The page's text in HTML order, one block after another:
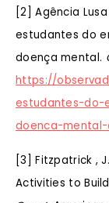
[2] Agência
estudantes do
doença mental.
https://
estudantes-do-
doenca-
[3] Fitzpatrick ,
Activities to